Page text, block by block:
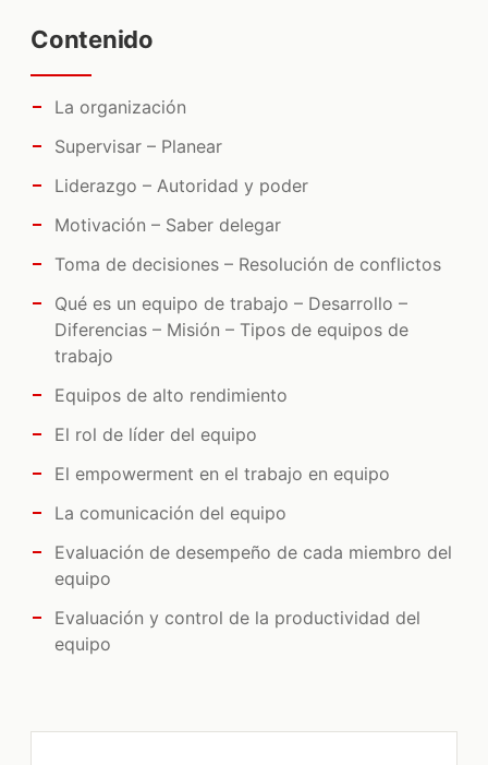
Contenido
La organización
Supervisar – Planear
Liderazgo – Autoridad y poder
Motivación – Saber delegar
Toma de decisiones – Resolución de conflictos
Qué es un equipo de trabajo – Desarrollo –
Diferencias – Misión – Tipos de equipos de
trabajo
Equipos de alto rendimiento
El rol de líder del equipo
El empowerment en el trabajo en equipo
La comunicación del equipo
Evaluación de desempeño de cada miembro del
equipo
Evaluación y control de la productividad del
equipo